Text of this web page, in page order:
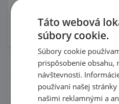
Nábytok pre škôlky
Didaktické hry
Skladom
Táto webová
súbory cookie.
Súbory cookie
prispôsobenie obsahu,
návštevnosti.
používaní našej
našimi reklamnými a